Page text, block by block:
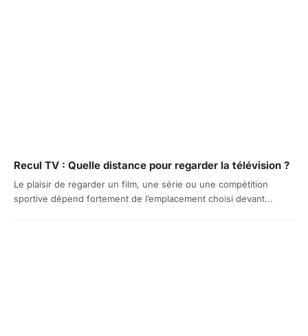
Recul TV : Quelle distance pour regarder la télévision ?
Le plaisir de regarder un film, une série ou une compétition
sportive dépend fortement de l’emplacement choisi devant...